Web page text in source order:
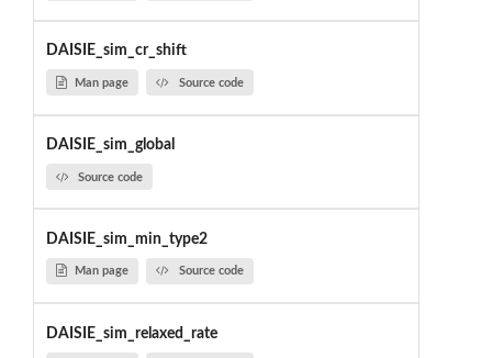
DAISIE_sim_cr_shift
Man page Source code
DAISIE_sim_global
Source code
DAISIE_sim_min_type2
Man page Source code
DAISIE_sim_relaxed_rate